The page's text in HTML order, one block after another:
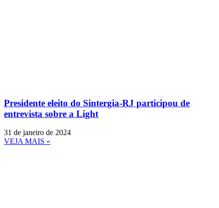
Presidente eleito do Sintergia-RJ participou de
entrevista sobre a Light
31 de janeiro de 2024
VEJA MAIS »